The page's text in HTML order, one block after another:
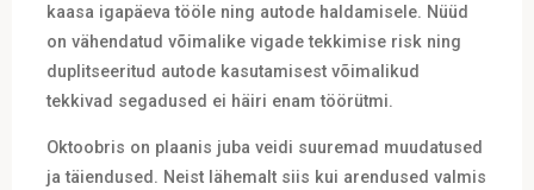
kaasa igapäeva tööle ning autode haldamisele. Nüüd
on vähendatud võimalike vigade tekkimise risk ning
duplitseeritud autode kasutamisest võimalikud
tekkivad segadused ei häiri enam töörütmi.
Oktoobris on plaanis juba veidi suuremad muudatused
ja täiendused. Neist lähemalt siis kui arendused valmis